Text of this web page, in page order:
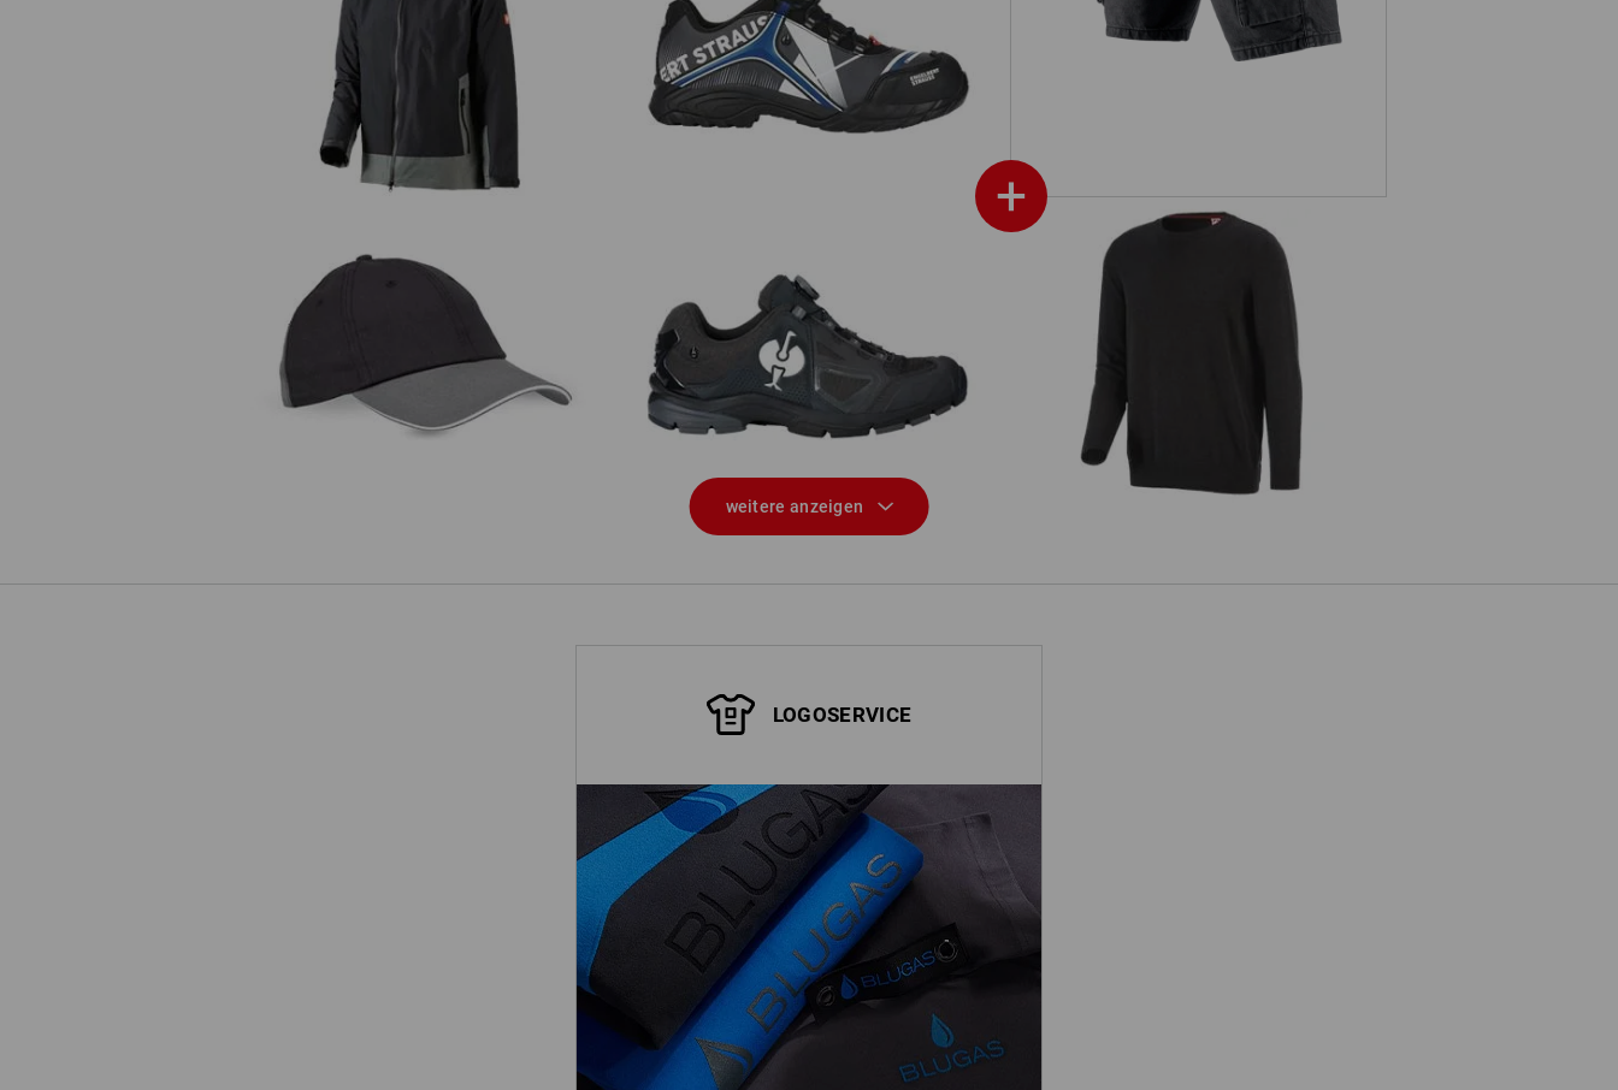
+
e.s. 3 in 1 Funktionsjacke, Herren e.s. S3 Sicherheitshalbschuhe Turais
e.s. Cap color O2 Berufsschuhe e.s. Minkar II e.s. Strickpullover, rundhals
weitere anzeigen
LOGOSERVICE